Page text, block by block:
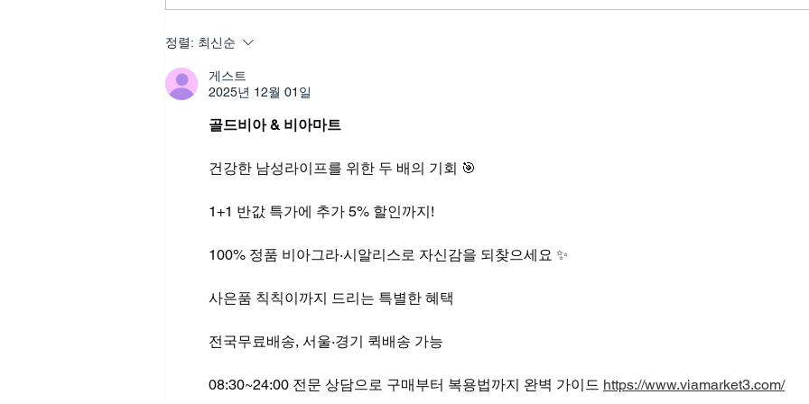
씨알리스인터넷후기, 관계의
시작
정렬: 최신순
게스트
2025년 12월 01일
골드비아 & 비아마트
건강한 남성라이프를 위한 두 배의 기회 🎯
1+1 반값 특가에 추가 5% 할인까지!
100% 정품 비아그라·시알리스로 자신감을 되찾으세요 ✨
사은품 칙칙이까지 드리는 특별한 혜택
전국무료배송, 서울·경기 퀵배송 가능
08:30~24:00 전문 상담으로 구매부터 복용법까지 완벽 가이드 https://www.viamarket3.com/